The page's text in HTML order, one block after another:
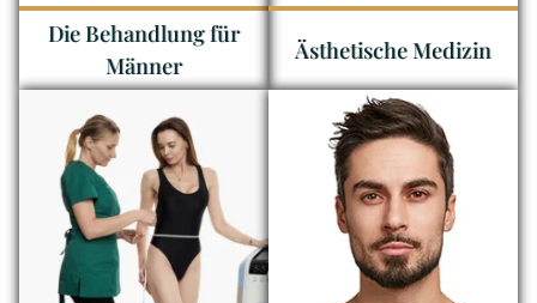
Die Behandlung für
Männer
Ästhetische Medizin